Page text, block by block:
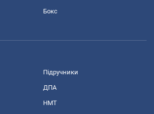
Бокс
Підручники
ДПА
НМТ